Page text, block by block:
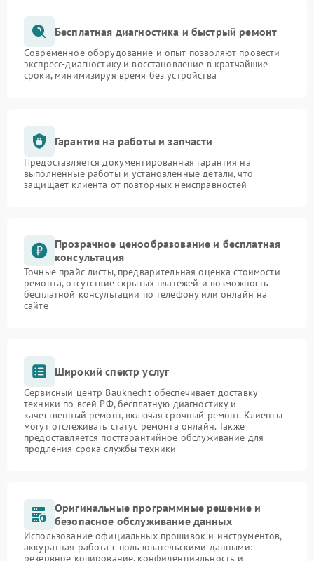
Бесплатная диагностика и быстрый ремонт
Современное оборудование и опыт позволяют провести
экспресс-диагностику и восстановление в кратчайшие
сроки, минимизируя время без устройства
Гарантия на работы и запчасти
Предоставляется документированная гарантия на
выполненные работы и установленные детали, что
защищает клиента от повторных неисправностей
Прозрачное ценообразование и бесплатная
консультация
Точные прайс-листы, предварительная оценка стоимости
ремонта, отсутствие скрытых платежей и возможность
бесплатной консультации по телефону или онлайн на
сайте
Широкий спектр услуг
Сервисный центр Bauknecht обеспечивает доставку
техники по всей РФ, бесплатную диагностику и
качественный ремонт, включая срочный ремонт. Клиенты
могут отслеживать статус ремонта онлайн. Также
предоставляется постгарантийное обслуживание для
продления срока службы техники
Оригинальные программные решение и
безопасное обслуживание данных
Использование официальных прошивок и инструментов,
аккуратная работа с пользовательскими данными:
резервное копирование, конфиденциальность и